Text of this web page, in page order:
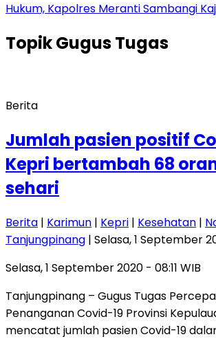
Hukum, Kapolres Meranti Sambangi
TopikGugus Tugas
Berita
Jumlah pasien positif
Kepri bertambah 68
sehari
Berita | Karimun | Kepri | Kesehatan |
Tanjungpinang | Selasa, 1 September
Selasa, 1 September 2020 - 08:11 WIB
Tanjungpinang – Gugus Tugas
Penanganan Covid-19 Provinsi
mencatat jumlah pasien Covid-19